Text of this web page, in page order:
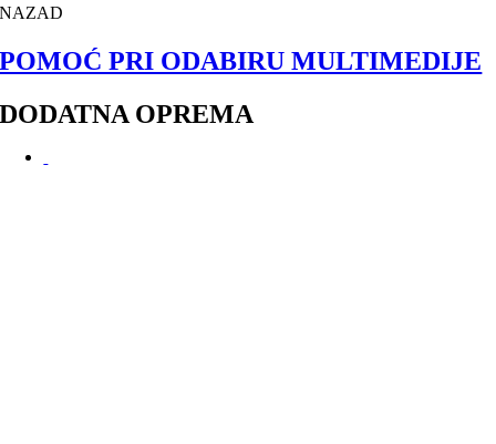
NAZAD
POMOĆ PRI ODABIRU MULTIMEDIJE
DODATNA OPREMA